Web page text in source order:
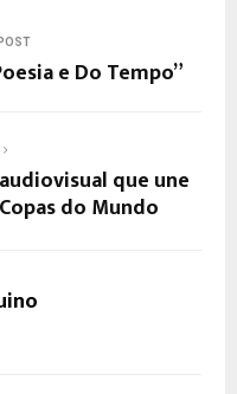
e Do Tempo”
que une
do Mundo